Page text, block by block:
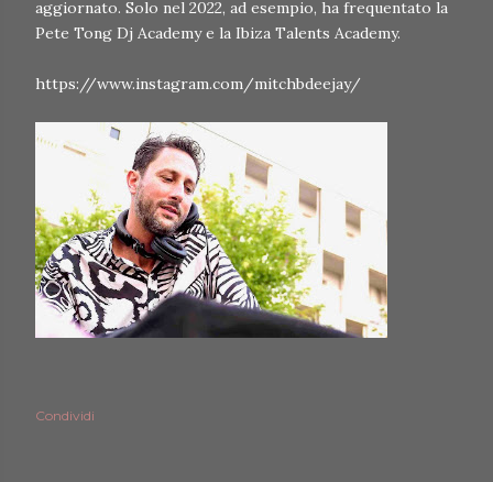
aggiornato. Solo nel 2022, ad esempio, ha frequentato la
Pete Tong Dj Academy e la Ibiza Talents Academy.
https://www.instagram.com/mitchbdeejay/
Condividi